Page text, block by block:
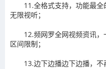
11.全格式支持，功能最
无限视听；
12.频网罗全网视频资讯
区间限制；
13.边下边播边下边播，不